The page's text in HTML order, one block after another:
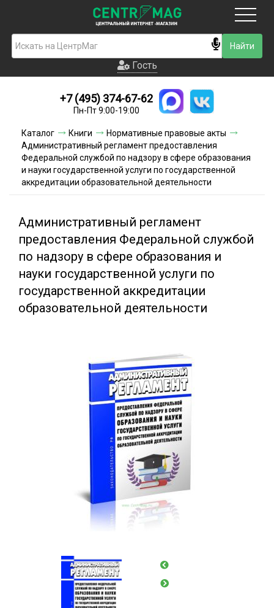
Гость
Новинки
Условия доставки
Условия оплаты
Контакты
Гость
+7 (495) 374-67-62
Пн-Пт 9:00-19:00
Каталог Книги
Нормативные правовые акты
Административный регламент предоставления
Федеральной службой по надзору в сфере образования
и науки государственной услуги по государственной
аккредитации образовательной деятельности
Административный регламент
предоставления Федеральной службой
по надзору в сфере образования и
науки государственной услуги по
государственной аккредитации
образовательной деятельности